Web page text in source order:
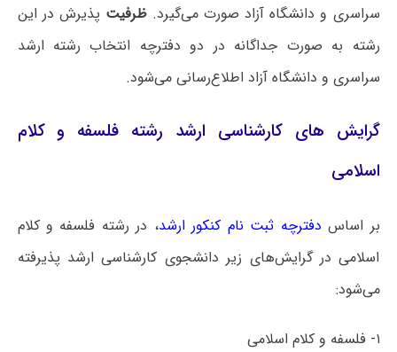
سراسری و دانشگاه آزاد صورت می‌گیرد.ظرفیت پذیرش در این
رشته به صورت جداگانه در دو دفترچه انتخاب رشته ارشد
سراسری و دانشگاه آزاد اطلاع‌رسانی می‌شود.
گرایش های کارشناسی ارشد رشته فلسفه و کلام
اسلامی
بر اساس دفترچه ثبت نام کنکور ارشد، در رشته فلسفه و کلام
اسلامی در گرایش‌های زیر دانشجوی کارشناسی ارشد پذیرفته
می‌شود:
۱- فلسفه و کلام اسلامی